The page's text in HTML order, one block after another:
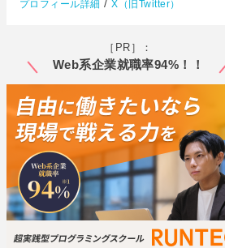
プロフィール詳細 /X（旧Twitter）
［PR］：
Web系企業就職率94%！！